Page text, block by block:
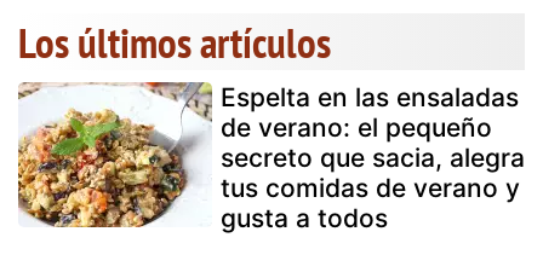
Los últimos artículos
Espelta en las ensaladas
de verano: el pequeño
secreto que sacia, alegra
tus comidas de verano y
gusta a todos